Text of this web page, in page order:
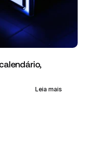
Leia mais